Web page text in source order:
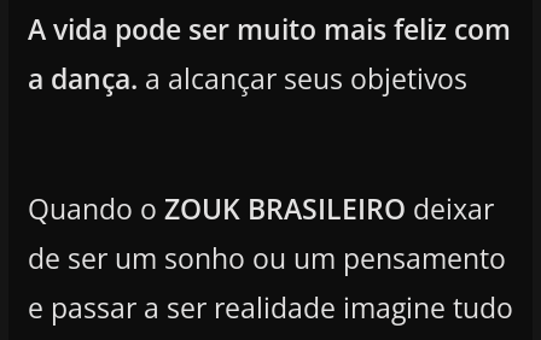
A vida pode ser muito mais feliz com
a dança. a alcançar seus objetivos
Quando o ZOUK BRASILEIRO deixar
de ser um sonho ou um pensamento
e passar a ser realidade imagine tudo